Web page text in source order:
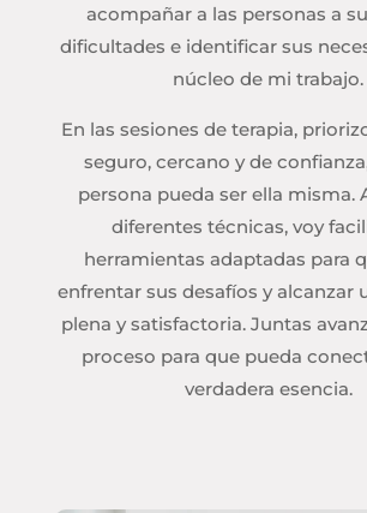
acompañar a las personas a
dificultades e identificar sus
núcleo de mi trabajo.
En las sesiones de terapia,
seguro, cercano y de
persona pueda ser ella misma.
diferentes técnicas, voy
herramientas adaptadas para
enfrentar sus desafíos y alcanzar
plena y satisfactoria. Juntas
proceso para que pueda
verdadera esencia.